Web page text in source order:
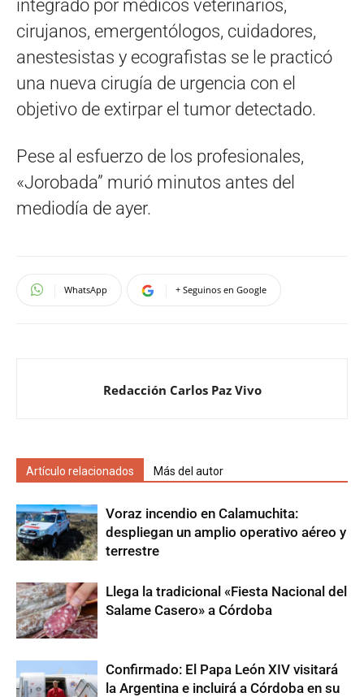
integrado por médicos veterinarios,
cirujanos, emergentólogos, cuidadores,
anestesistas y ecografistas se le practicó
una nueva cirugía de urgencia con el
objetivo de extirpar el tumor detectado.
Pese al esfuerzo de los profesionales,
«Jorobada” murió minutos antes del
mediodía de ayer.
WhatsApp + Seguinos en Google
Redacción Carlos Paz Vivo
Artículo relacionados Más del autor
Voraz incendio en Calamuchita:
despliegan un amplio operativo aéreo y
terrestre
Llega la tradicional «Fiesta Nacional del
Salame Casero» a Córdoba
Confirmado: El Papa León XIV visitará
la Argentina e incluirá a Córdoba en su